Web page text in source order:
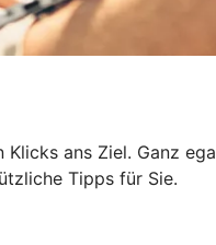
ans Ziel. Ganz
Tipps für Sie.